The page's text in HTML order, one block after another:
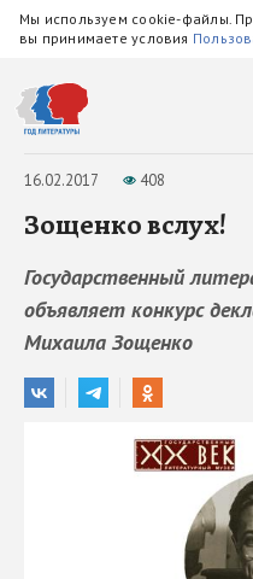
Мы используем cookie-файлы.
вы принимаете условия
16.02.2017 408
Зощенко вслух!
Государственный
объявляет конкурс
Михаила Зощенко